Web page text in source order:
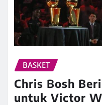
BASKET
Chris Bosh
untuk Victor